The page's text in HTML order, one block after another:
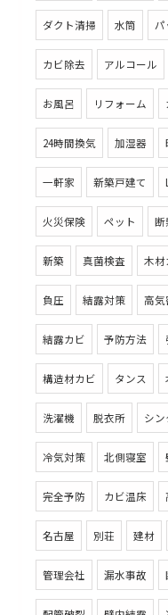
ダクト清掃 水筒 パ
カビ除去 アルコール
お風呂 リフォーム
24時間換気 加湿器
一軒家 新築戸建て
火災保険 ペット 断
新築 真菌検査 木材
負圧 結露対策 高気
結露カビ 予防方法
構造材カビ タンス
洗濯機 脱衣所 シ
冷気対策 北側寝室
完全予防 カビ温床
名古屋 別荘 建材
管理会社 漏水事故